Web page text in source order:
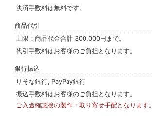
決済手数料は無料です。
商品代引
上限：商品代金合計 300,000円まで。
代引手数料はお客様のご負担となります。
銀行振込
りそな銀行, PayPay銀行
振込手数料はお客様のご負担となります。
ご入金確認後の製作・取り寄せ手配となります。